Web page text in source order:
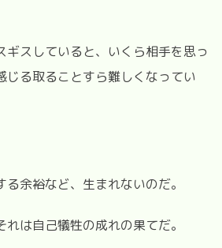
ギスしていると、いくら相手を思っ
じる取ることすら難しくなってい
余裕など、生まれないのだ。
は自己犠牲の成れの果てだ。